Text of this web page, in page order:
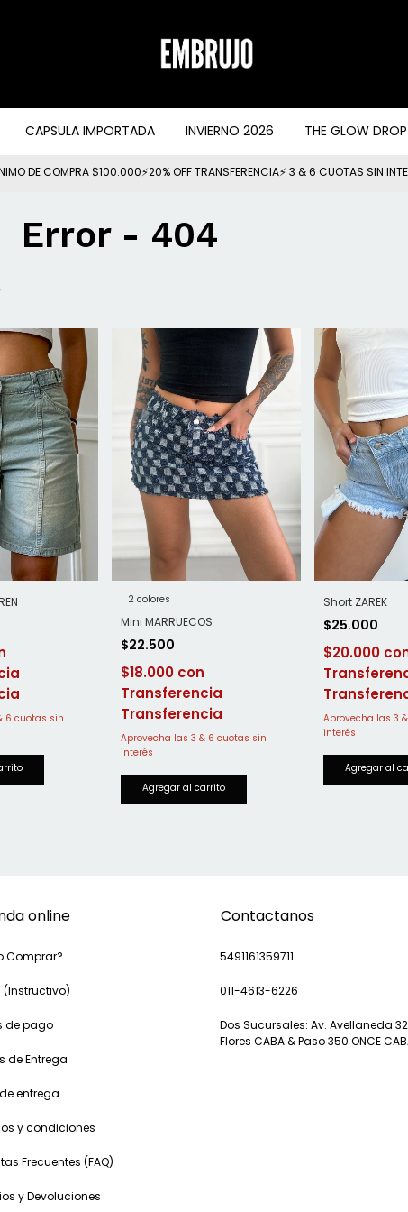
CAPSULA IMPORTADA INVIERNO 2026 THE GLOW DROP
DE COMPRA $100.000⚡20% OFF TRANSFERENCIA⚡ 3 & 6 CUOTAS SIN
Error - 404
2 colores
Mini MARRUECOS
$22.500
$18.000
Transferencia
Short ZAREK
$25.000
$20.000
online
Comprar?
(Instructivo)
de pago
de Entrega
entrega
y condiciones
Frecuentes (FAQ)
y Devoluciones
Contactanos
5491161359711
011-4613-6226
Dos Sucursales: Av. Avellaneda
Flores CABA & Paso 350 ONCE